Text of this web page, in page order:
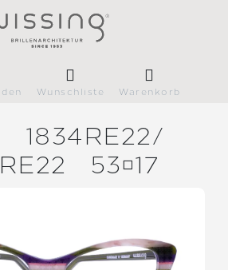
Wunschliste Warenkorb
1834RE22/
5317